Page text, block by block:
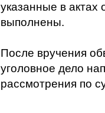
указанные в
выполнены.
После вручения
уголовное дело
рассмотрения по